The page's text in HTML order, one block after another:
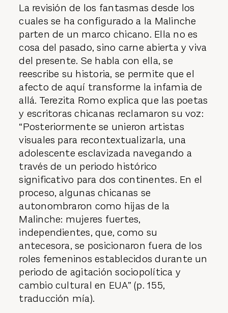
La revisión de los fantasmas desde los
cuales se ha configurado a la Malinche
parten de un marco chicano. Ella no es
cosa del pasado, sino carne abierta y viva
del presente. Se habla con ella, se
reescribe su historia, se permite que el
afecto de aquí transforme la infamia de
allá. Terezita Romo explica que las poetas
y escritoras chicanas reclamaron su voz:
“Posteriormente se unieron artistas
visuales para recontextualizarla, una
adolescente esclavizada navegando a
través de un periodo histórico
significativo para dos continentes. En el
proceso, algunas chicanas se
autonombraron como hijas de la
Malinche: mujeres fuertes,
independientes, que, como su
antecesora, se posicionaron fuera de los
roles femeninos establecidos durante un
periodo de agitación sociopolítica y
cambio cultural en EUA” (p. 155,
traducción mía).